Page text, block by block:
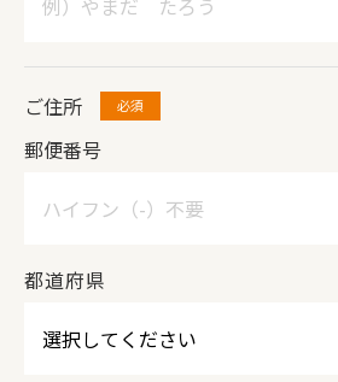
ご住所
郵便番号
都道府県